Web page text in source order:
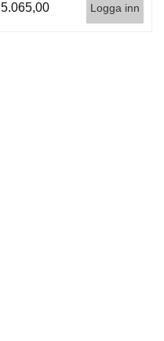
5.065,00 Logga inn